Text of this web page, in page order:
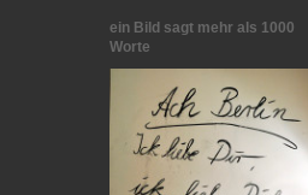
ein Bild sagt mehr als 1000
Worte